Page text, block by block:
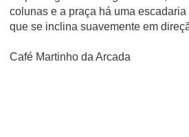
colunas e a praça há uma
que se inclina suavemente em
Café Martinho da Arcada